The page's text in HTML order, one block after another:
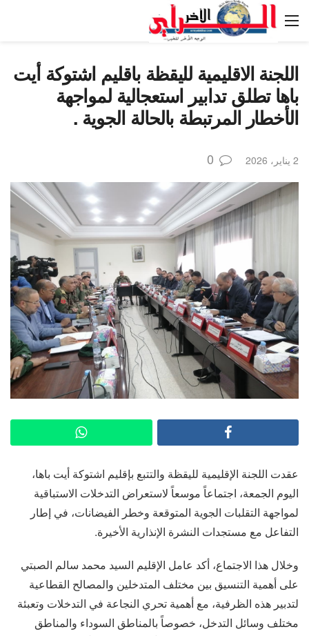
اللجنة الاقليمية لليقظة باقليم اشتوكة أيت
باها تطلق تدابير استعجالية لمواجهة
الأخطار المرتبطة بالحالة الجوية .
2 يناير، 2026 0
عقدت اللجنة الإقليمية لليقظة والتتبع بإقليم اشتوكة أيت باها،
اليوم الجمعة، اجتماعاً موسعاً لاستعراض التدخلات الاستباقية
لمواجهة التقلبات الجوية المتوقعة وخطر الفيضانات، في إطار
التفاعل مع مستجدات النشرة الإنذارية الأخيرة.
وخلال هذا الاجتماع، أكد عامل الإقليم السيد محمد سالم الصبتي
على أهمية التنسيق بين مختلف المتدخلين والمصالح القطاعية
لتدبير هذه الظرفية، مع أهمية تحري النجاعة في التدخلات وتعبئة
مختلف وسائل التدخل، خصوصاً بالمناطق السوداء والمناطق